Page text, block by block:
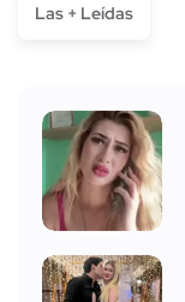
Las + Leídas